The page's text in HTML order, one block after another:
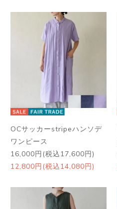
OCサッカーstripeハンソデ
ワンピース
16,000円(税込17,600円)
12,800円(税込14,080円)